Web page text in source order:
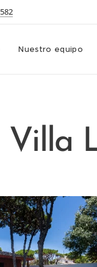
Nuestro equipo
Villa